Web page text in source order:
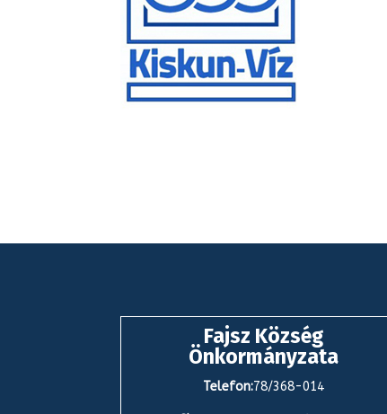
Fajsz Község
Önkormányzata
Telefon:78/368-014